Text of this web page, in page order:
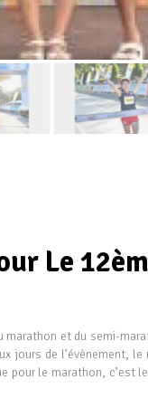
Le
et du semi-
jours de l’évènement,
le marathon, c’est